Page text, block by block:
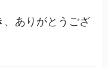
、ありがとうござ